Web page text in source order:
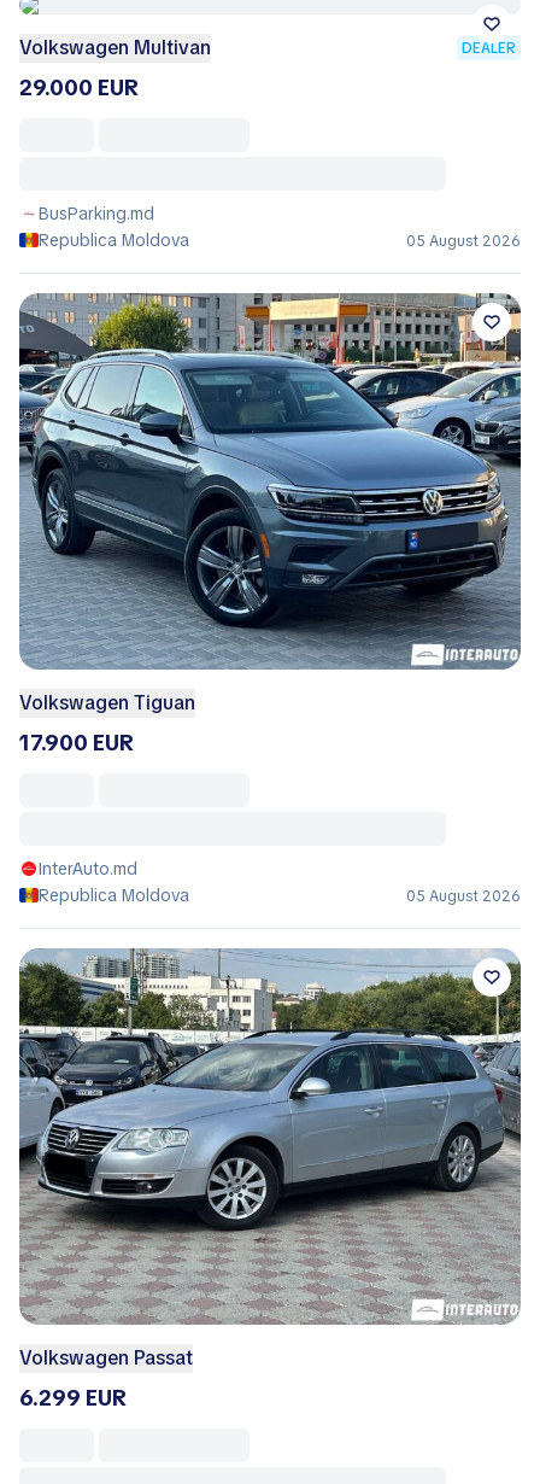
Volkswagen Multivan DEALER
29.000 EUR
BusParking.md
Republica Moldova
05 August 2026
Volkswagen Tiguan
17.900 EUR
InterAuto.md
Republica Moldova
05 August 2026
Volkswagen Passat
6.299 EUR